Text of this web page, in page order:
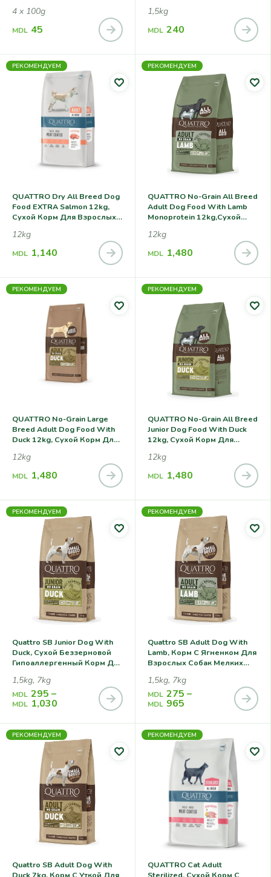
4 x 100g
MDL 45
1,5kg
MDL 240
РЕКОМЕНДУЕМ
QUATTRO Dry All Breed Dog
Food EXTRA Salmon 12kg,
Сухой Корм Для Взрослых
Лососем
12kg
MDL 1,140
РЕКОМЕНДУЕМ
QUATTRO No-Grain All Breed
Adult Dog Food With Lamb
Monoprotein 12kg,сухой
Всех Пород С Ягненком
12kg
MDL 1,480
РЕКОМЕНДУЕМ
QUATTRO No-Grain Large
Breed Adult Dog Food With
Duck 12kg, Сухой Корм Для
Уткой
12kg
MDL 1,480
РЕКОМЕНДУЕМ
QUATTRO No-Grain All Breed
Junior Dog Food With Duck
12kg, Сухой Корм Для
Уткой
12kg
MDL 1,480
РЕКОМЕНДУЕМ
Quattro SB Junior Dog With
Duck, Сухой Беззерновой
Гипоаллергенный Корм Для
Пород (с Уткой)
1,5kg, 7kg
MDL 295 –
MDL 1,030
РЕКОМЕНДУЕМ
Quattro SB Adult Dog With
Lamb, Корм С Ягненком Для
Взрослых Собак Мелких
1,5kg, 7kg
MDL 275 –
MDL 965
РЕКОМЕНДУЕМ
Quattro SB Adult Dog With
РЕКОМЕНДУЕМ
QUATTRO Cat Adult